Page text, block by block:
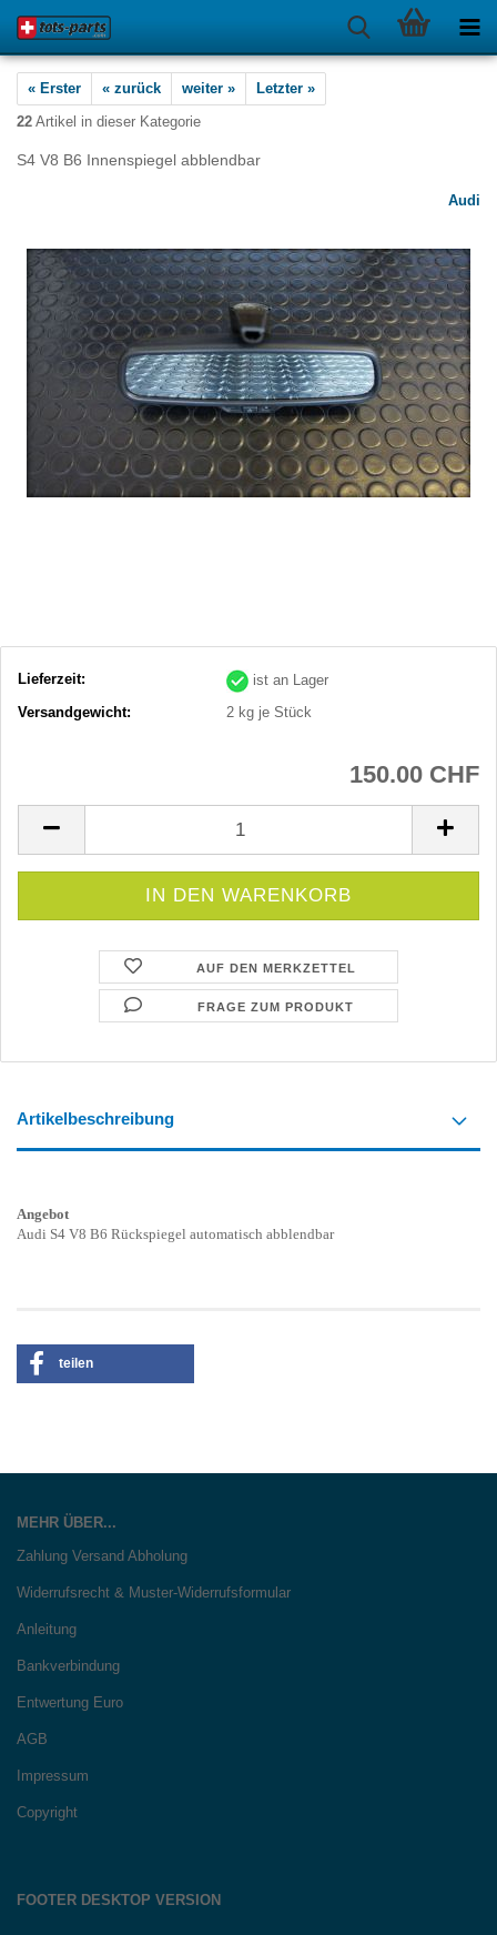
« Erster « zurück weiter »
Letzter »
22 Artikel in dieser Kategorie
S4 V8 B6 Innenspiegel abblendbar
Audi
Lieferzeit:
ist an Lager
Versandgewicht:
2 kg je Stück
150.00 CHF
AUF DEN MERKZETTEL
FRAGE ZUM PRODUKT
Artikelbeschreibung
Angebot
Audi S4 V8 B6 Rückspiegel automatisch abblendbar
teilen
MEHR ÜBER...
Zahlung Versand Abholung
Widerrufsrecht & Muster-Widerrufsformular
Anleitung
Bankverbindung
Entwertung Euro
AGB
Impressum
Copyright
FOOTER DESKTOP VERSION